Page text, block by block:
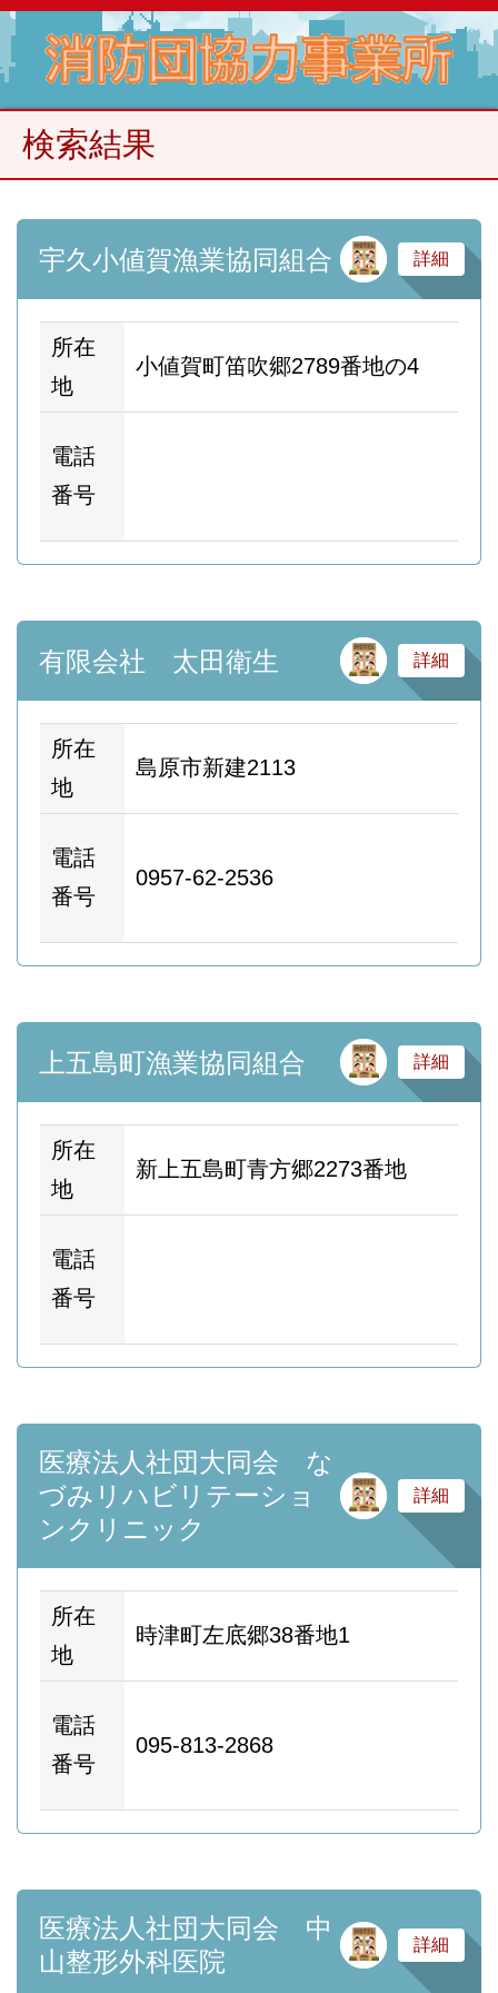
検索結果
宇久小値賀漁業協同組合 サ
詳細
所在
地
小値賀町笛吹郷2789番地の4
電話
番号
有限会社 太田衛生 サ
詳細
所在
地
島原市新建2113
電話
番号
0957-62-2536
上五島町漁業協同組合 サ
詳細
所在
地
新上五島町青方郷2273番地
電話
番号
医療法人社団大同会 な
づみリハビリテーショ
ンクリニック
サ
詳細
所在
地
時津町左底郷38番地1
電話
番号
095-813-2868
医療法人社団大同会 中
山整形外科医院
サ
詳細